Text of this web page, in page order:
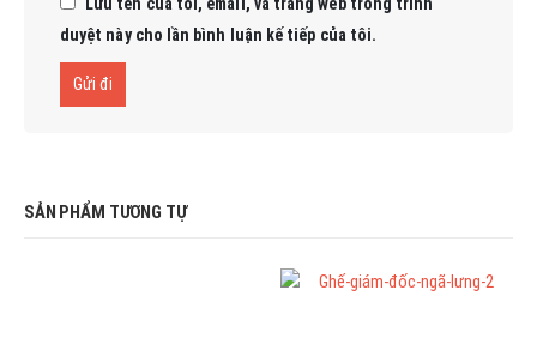
duyệt này cho lần bình luận kế tiếp của tôi.
SẢN PHẨM TƯƠNG TỰ